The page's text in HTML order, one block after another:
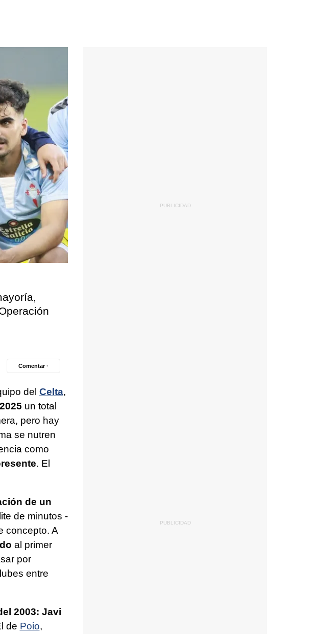
Comentar ·
del Celta,
un total
pero hay
se nutren
como
. El
de un
de minutos -
concepto. A
al primer
por
entre
2003: Javi
de Poio,